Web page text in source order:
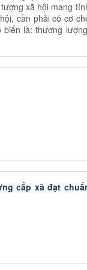
xã hội mang
cần phải có cơ
biến là: thương
cấp xã đạt